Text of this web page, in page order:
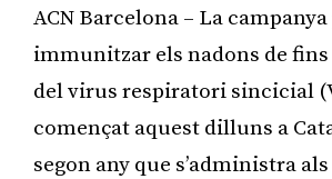
ACN Barcelona – La
immunitzar els nadons de fins
del virus respiratori sincicial
començat aquest dilluns a
segon any que s’administra